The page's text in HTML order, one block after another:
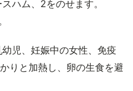
ハム、2をのせます。
児、妊娠中の女性、免疫
りと加熱し、卵の生食を避